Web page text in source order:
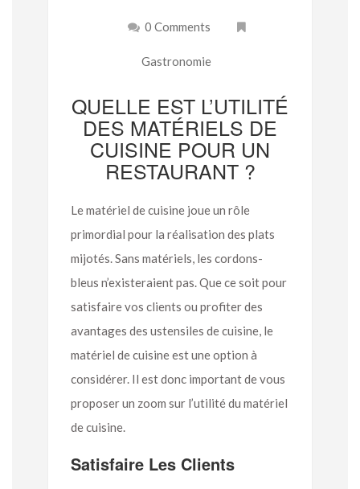
0 Comments
Gastronomie
QUELLE EST L’UTILITÉ
DES MATÉRIELS DE
CUISINE POUR UN
RESTAURANT ?
Le matériel de cuisine joue un rôle
primordial pour la réalisation des plats
mijotés. Sans matériels, les cordons-
bleus n’existeraient pas. Que ce soit pour
satisfaire vos clients ou profiter des
avantages des ustensiles de cuisine, le
matériel de cuisine est une option à
considérer. Il est donc important de vous
proposer un zoom sur l’utilité du matériel
de cuisine.
Satisfaire Les Clients